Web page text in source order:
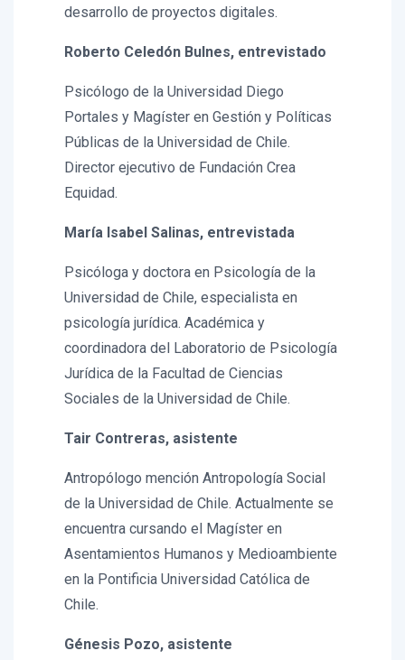
desarrollo de proyectos digitales.
Roberto Celedón Bulnes, entrevistado
Psicólogo de la Universidad Diego
Portales y Magíster en Gestión y Políticas
Públicas de la Universidad de Chile.
Director ejecutivo de Fundación Crea
Equidad.
María Isabel Salinas, entrevistada
Psicóloga y doctora en Psicología de la
Universidad de Chile, especialista en
psicología jurídica. Académica y
coordinadora del Laboratorio de Psicología
Jurídica de la Facultad de Ciencias
Sociales de la Universidad de Chile.
Tair Contreras, asistente
Antropólogo mención Antropología Social
de la Universidad de Chile. Actualmente se
encuentra cursando el Magíster en
Asentamientos Humanos y Medioambiente
en la Pontificia Universidad Católica de
Chile.
Génesis Pozo, asistente